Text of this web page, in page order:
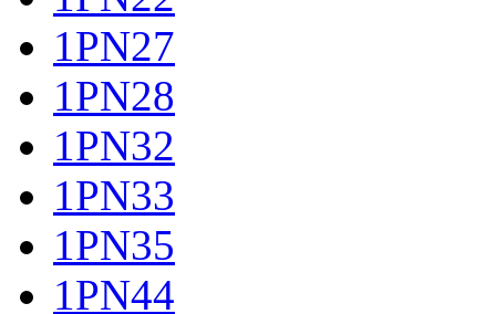
1PN27
1PN28
1PN32
1PN33
1PN35
1PN44